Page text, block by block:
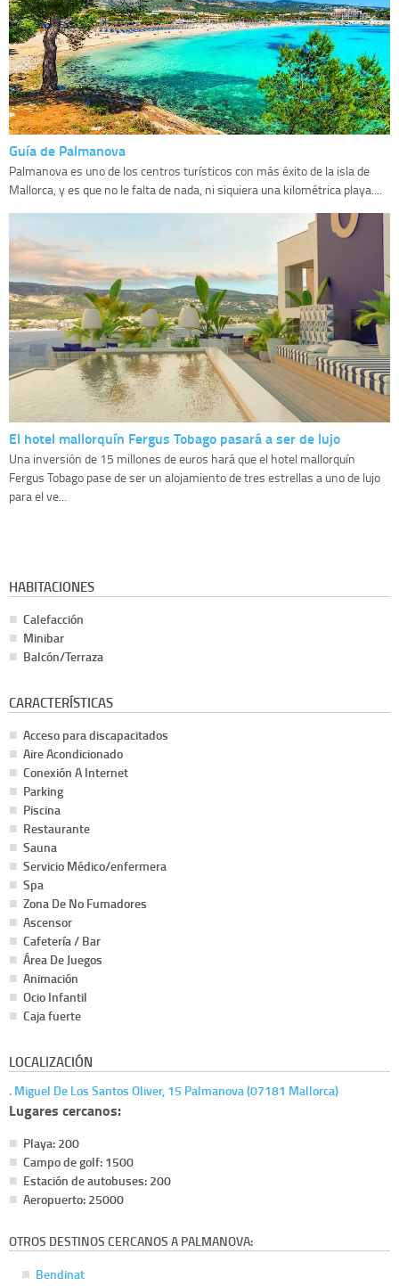
Guía de Palmanova
Palmanova es uno de los centros turísticos con más éxito de la isla de
Mallorca, y es que no le falta de nada, ni siquiera una kilométrica playa....
El hotel mallorquín Fergus Tobago pasará a ser de lujo
Una inversión de 15 millones de euros hará que el hotel mallorquín
Fergus Tobago pase de ser un alojamiento de tres estrellas a uno de lujo
para el ve...
HABITACIONES
Calefacción
Minibar
Balcón/Terraza
CARACTERÍSTICAS
Acceso para discapacitados
Aire Acondicionado
Conexión A Internet
Parking
Piscina
Restaurante
Sauna
Servicio Médico/enfermera
Spa
Zona De No Fumadores
Ascensor
Cafetería / Bar
Área De Juegos
Animación
Ocio Infantil
Caja fuerte
LOCALIZACIÓN
. Miguel De Los Santos Oliver, 15 Palmanova (07181 Mallorca)
Lugares cercanos:
Playa: 200
Campo de golf: 1500
Estación de autobuses: 200
Aeropuerto: 25000
OTROS DESTINOS CERCANOS A PALMANOVA:
Bendinat